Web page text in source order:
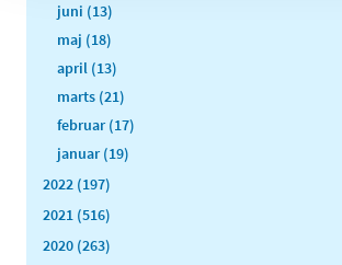
juni (13)
maj (18)
april (13)
marts (21)
februar (17)
januar (19)
2022 (197)
2021 (516)
2020 (263)